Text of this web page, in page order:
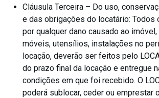
Cláusula Terceira – Do uso,
e das obrigações do locatário: Todos
por qualquer dano causado ao
móveis, utensílios, instalações no
locação, deverão ser feitos pelo
do prazo final da locação e entregue
condições em que foi recebido. O
poderá sublocar, ceder ou emprestar